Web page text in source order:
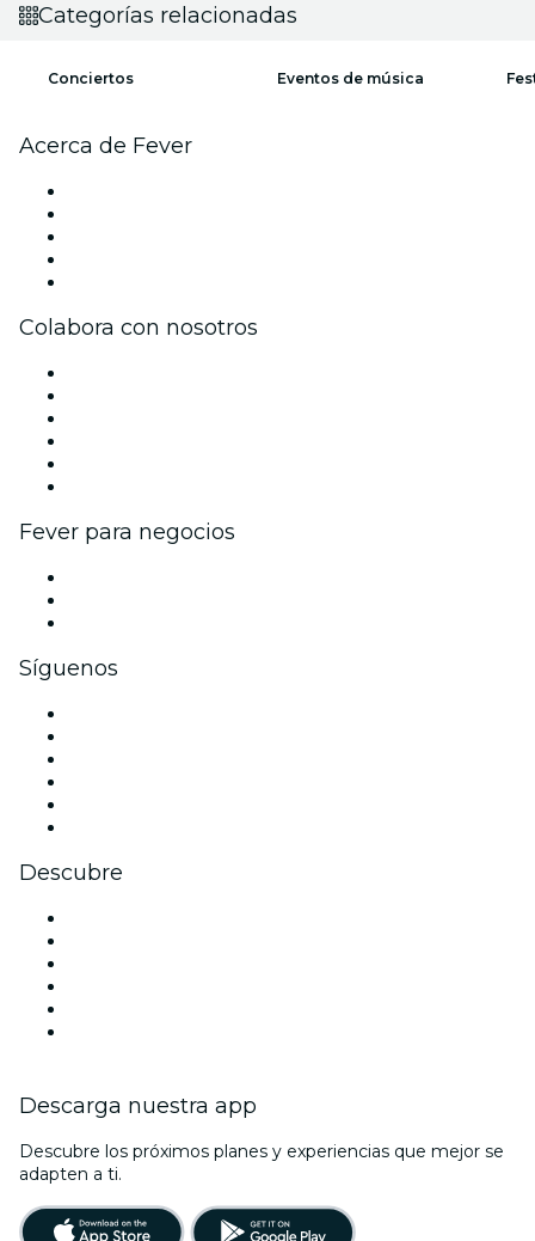
Categorías relacionadas
Conciertos Eventos de música
Acerca de Fever
Colabora con nosotros
Fever para negocios
Síguenos
Descubre
Descarga nuestra app
Descubre los próximos planes y experiencias que mejor se
adapten a ti.